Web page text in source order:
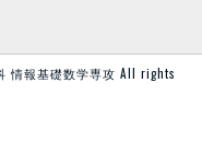
情報基礎数学専攻 All rights